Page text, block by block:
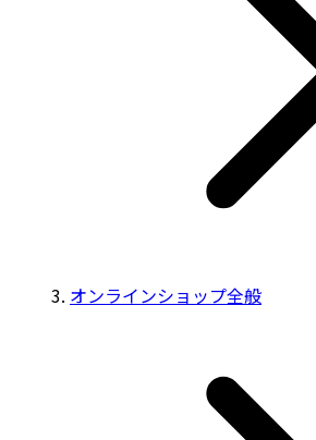
オンラインショップ全般